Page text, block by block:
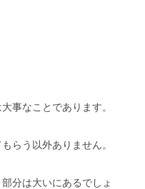
事なことであります。
らう以外ありません。
分は大いにあるでしょ